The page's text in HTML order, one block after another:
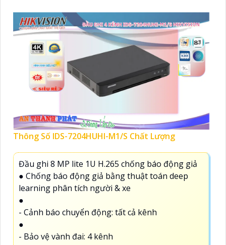
Thông Số IDS-7204HUHI-M1/S Chất Lượng
Đầu ghi 8 MP lite 1U H.265 chống báo động giả
● Chống báo động giả bằng thuật toán deep
learning phân tích người & xe
●
- Cảnh báo chuyển động: tất cả kênh
●
- Bảo vệ vành đai: 4 kênh